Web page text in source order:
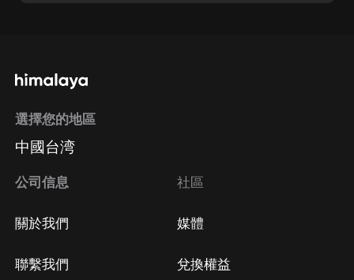
選擇您的地區
中國台湾
公司信息
關於我們
聯繫我們
社區
媒體
兌換權益